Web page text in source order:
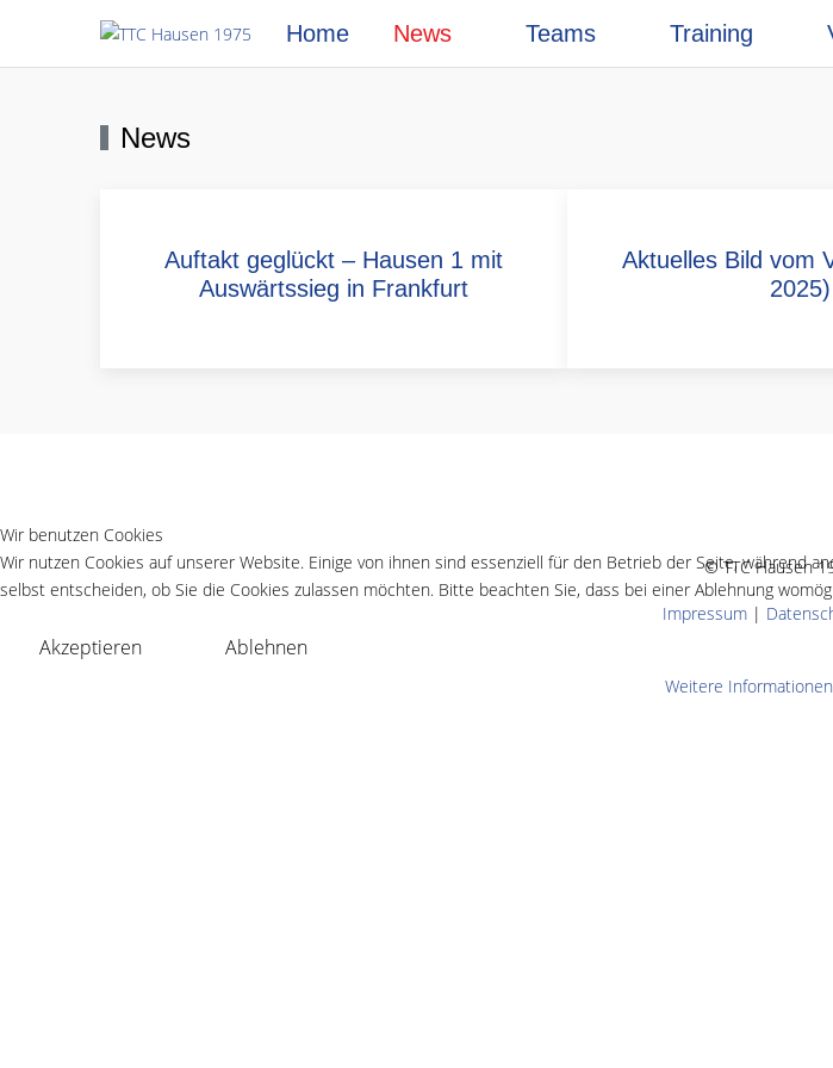
Home News Teams Training
News
Auftakt geglückt – Hausen 1 mit
Auswärtssieg in Frankfurt
Aktuelles Bild vom
2025)
© TTC Hausen
Impressum |
Wir benutzen Cookies
Wir nutzen Cookies auf unserer Website. Einige von ihnen sind essenziell für den Betrieb der Seite, während
selbst entscheiden, ob Sie die Cookies zulassen möchten. Bitte beachten Sie, dass bei einer Ablehnung
Akzeptieren Ablehnen
Weitere Informationen